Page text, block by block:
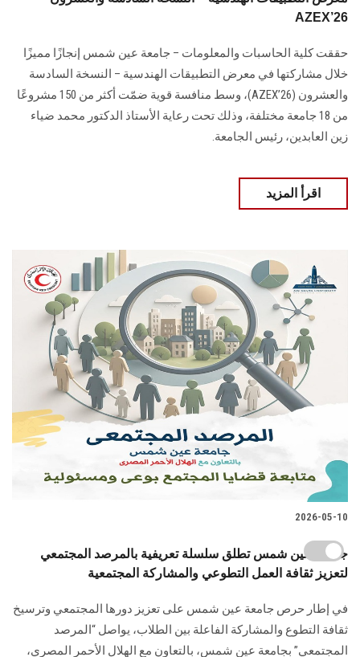
AZEX’26
حققت كلية الحاسبات والمعلومات – جامعة عين شمس إنجازًا مميزًا
خلال مشاركتها في معرض التطبيقات الهندسية – النسخة السادسة
والعشرون (AZEX’26)، وسط منافسة قوية ضمّت أكثر من 150 مشروعًا
من 18 جامعة مختلفة، وذلك تحت رعاية الأستاذ الدكتور محمد ضياء
زين العابدين، رئيس الجامعة.
اقرأ المزيد
2026-05-10
جامعة عين شمس تطلق سلسلة تعريفية بالمرصد المجتمعي
لتعزيز ثقافة العمل التطوعي والمشاركة المجتمعية
في إطار حرص جامعة عين شمس على تعزيز دورها المجتمعي وترسيخ
ثقافة التطوع والمشاركة الفاعلة بين الطلاب، يواصل “المرصد
المجتمعي” بجامعة عين شمس، بالتعاون مع الهلال الأحمر المصري،